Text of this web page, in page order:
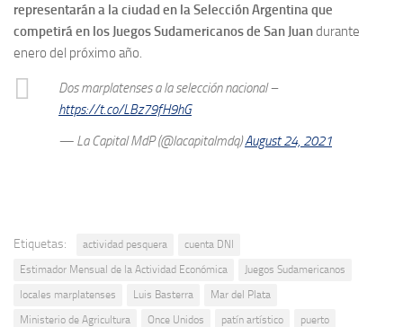
representarán a la ciudad en la Selección Argentina que
competirá en los Juegos Sudamericanos de San Juandurante
enero del próximo año.
Dos marplatenses a la selección nacional –
https://t.co/LBz79fH9hG
— La Capital MdP (@lacapitalmdq)August 24, 2021
Etiquetas: actividad pesquera
cuenta DNI
Estimador Mensual de la Actividad Económica
Juegos Sudamericanos
locales marplatenses
Luis Basterra
Mar del Plata
Ministerio de Agricultura
Once Unidos patín artístico
puerto